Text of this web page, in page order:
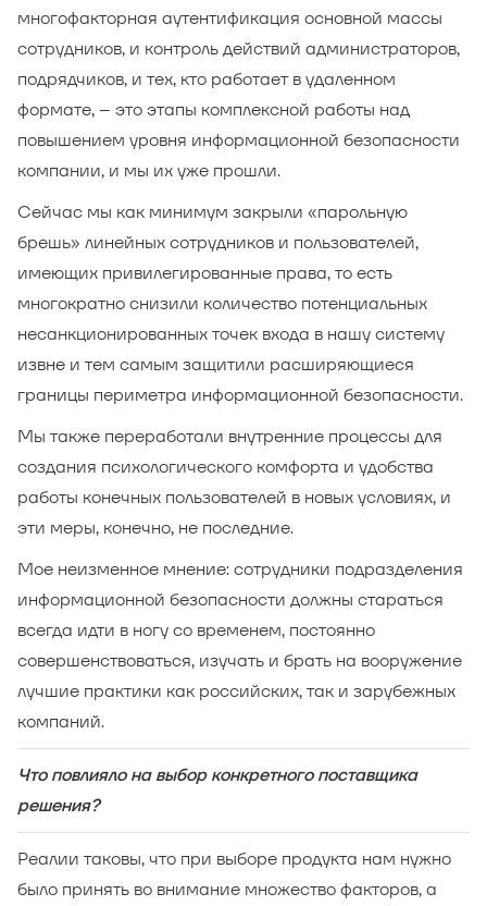
многофакторная аутентификация основной массы
сотрудников, и контроль действий администраторов,
подрядчиков, и тех, кто работает в удаленном
формате, – это этапы комплексной работы над
повышением уровня информационной безопасности
компании, и мы их уже прошли.
Сейчас мы как минимум закрыли «парольную
брешь» линейных сотрудников и пользователей,
имеющих привилегированные права, то есть
многократно снизили количество потенциальных
несанкционированных точек входа в нашу систему
извне и тем самым защитили расширяющиеся
границы периметра информационной безопасности.
Мы также переработали внутренние процессы для
создания психологического комфорта и удобства
работы конечных пользователей в новых условиях, и
эти меры, конечно, не последние.
Мое неизменное мнение: сотрудники подразделения
информационной безопасности должны стараться
всегда идти в ногу со временем, постоянно
совершенствоваться, изучать и брать на вооружение
лучшие практики как российских, так и зарубежных
компаний.
Что повлияло на выбор конкретного поставщика
решения?
Реалии таковы, что при выборе продукта нам нужно
было принять во внимание множество факторов, а